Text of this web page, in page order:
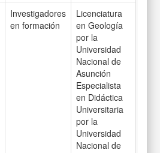
Investigadores
en formación
Licenciatura
en Geología
por la
Universidad
Nacional de
Asunción
Especialista
en Didáctica
Universitaria
por la
Universidad
Nacional de